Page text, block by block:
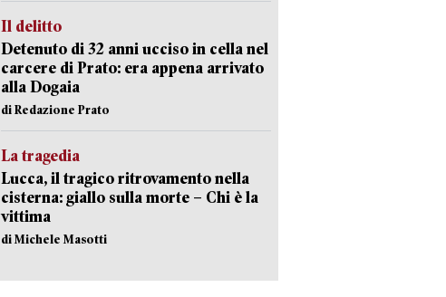
Il delitto
Detenuto di 32 anni ucciso in cella nel
carcere di Prato: era appena arrivato
alla Dogaia
di Redazione Prato
La tragedia
Lucca, il tragico ritrovamento nella
cisterna: giallo sulla morte – Chi è la
vittima
di Michele Masotti